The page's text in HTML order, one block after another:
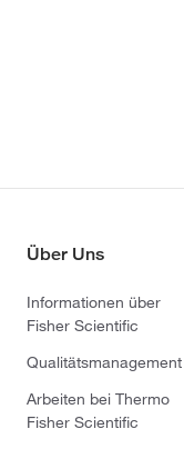
Über Uns
Informationen über
Fisher Scientific
Qualitätsmanagement
Arbeiten bei Thermo
Fisher Scientific